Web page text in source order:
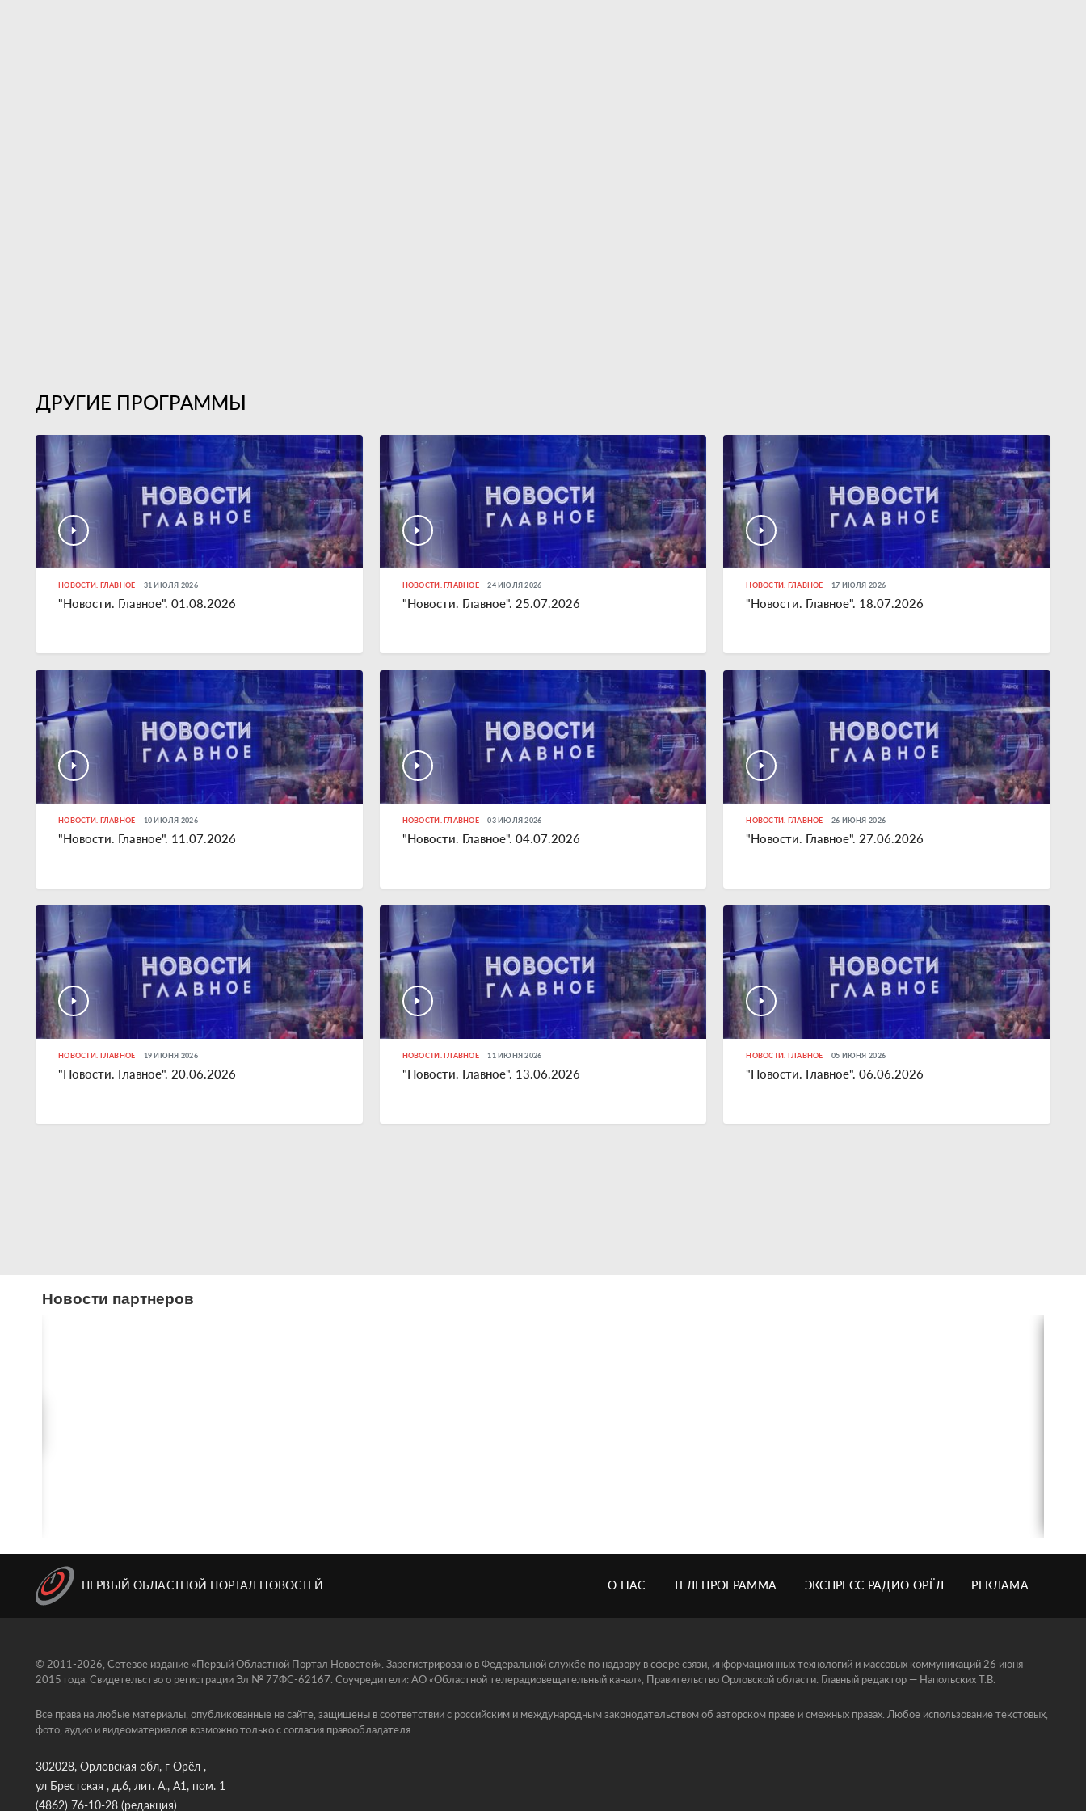
ДРУГИЕ ПРОГРАММЫ
НОВОСТИ. ГЛАВНОЕ 31 ИЮЛЯ 2026
"Новости. Главное". 01.08.2026
НОВОСТИ. ГЛАВНОЕ 24 ИЮЛЯ 2026
"Новости. Главное". 25.07.2026
НОВОСТИ. ГЛАВНОЕ 17 ИЮЛЯ 2026
"Новости. Главное". 18.07.2026
НОВОСТИ. ГЛАВНОЕ 10 ИЮЛЯ 2026
"Новости. Главное". 11.07.2026
НОВОСТИ. ГЛАВНОЕ 03 ИЮЛЯ 2026
"Новости. Главное". 04.07.2026
НОВОСТИ. ГЛАВНОЕ 26 ИЮНЯ 2026
"Новости. Главное". 27.06.2026
НОВОСТИ. ГЛАВНОЕ 19 ИЮНЯ 2026
"Новости. Главное". 20.06.2026
НОВОСТИ. ГЛАВНОЕ 11 ИЮНЯ 2026
"Новости. Главное". 13.06.2026
НОВОСТИ. ГЛАВНОЕ 05 ИЮНЯ 2026
"Новости. Главное". 06.06.2026
Новости партнеров
ПЕРВЫЙ ОБЛАСТНОЙ ПОРТАЛ НОВОСТЕЙ О НАС ТЕЛЕПРОГРАММА ЭКСПРЕСС РАДИО ОРЁЛ РЕКЛАМА
© 2011-2026, Сетевое издание «Первый Областной Портал Новостей». Зарегистрировано в Федеральной службе по надзору в сфере связи, информационных технологий и массовых коммуникаций 26 июня
2015 года. Свидетельство о регистрации Эл № 77ФС-62167. Соучредители: АО «Областной телерадиовещательный канал», Правительство Орловской области. Главный редактор — Напольских Т.В.
Все права на любые материалы, опубликованные на сайте, защищены в соответствии с российским и международным законодательством об авторском праве и смежных правах. Любое использование текстовых,
фото, аудио и видеоматериалов возможно только с согласия правообладателя.
302028, Орловская обл, г Орёл ,
ул Брестская , д.6, лит. А., А1, пом. 1
(4862) 76-10-28 (редакция)